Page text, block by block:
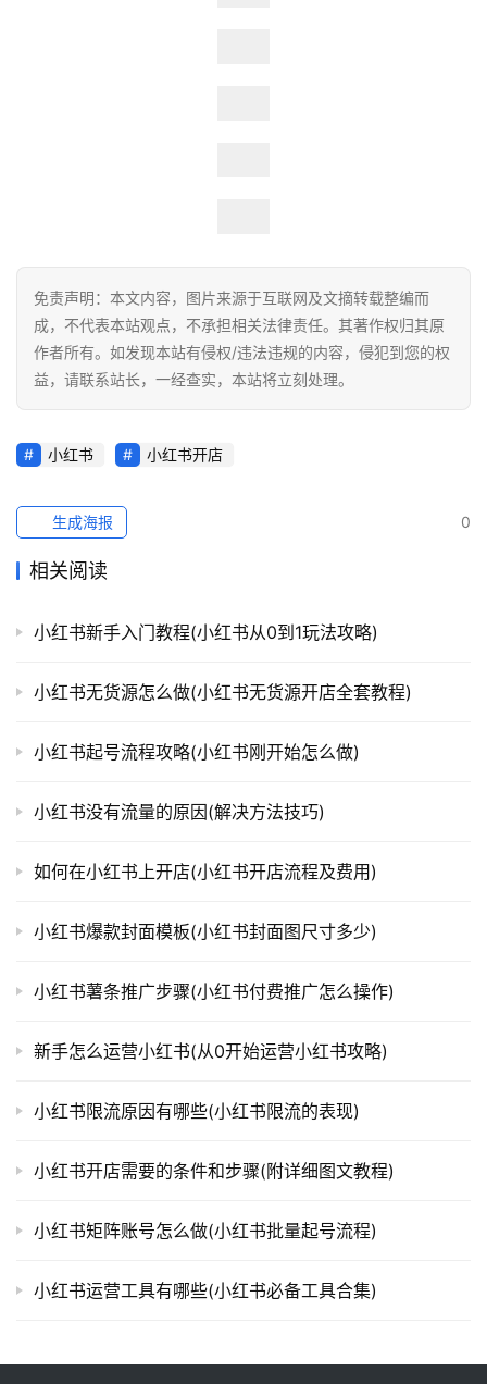
免责声明：本文内容，图片来源于互联网及文摘转载整编而
成，不代表本站观点，不承担相关法律责任。其著作权归其原
作者所有。如发现本站有侵权/违法违规的内容，侵犯到您的权
益，请联系站长，一经查实，本站将立刻处理。
小红书 小红书开店
0
生成海报
相关阅读
小红书新手入门教程(小红书从0到1玩法攻略)
小红书无货源怎么做(小红书无货源开店全套教程)
小红书起号流程攻略(小红书刚开始怎么做)
小红书没有流量的原因(解决方法技巧)
如何在小红书上开店(小红书开店流程及费用)
小红书爆款封面模板(小红书封面图尺寸多少)
小红书薯条推广步骤(小红书付费推广怎么操作)
新手怎么运营小红书(从0开始运营小红书攻略)
小红书限流原因有哪些(小红书限流的表现)
小红书开店需要的条件和步骤(附详细图文教程)
小红书矩阵账号怎么做(小红书批量起号流程)
小红书运营工具有哪些(小红书必备工具合集)